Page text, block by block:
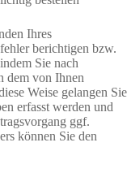
Ihres
berichtigen bzw.
Sie nach
dem von Ihnen
Weise gelangen Sie
erfasst werden und
ggf.
können Sie den